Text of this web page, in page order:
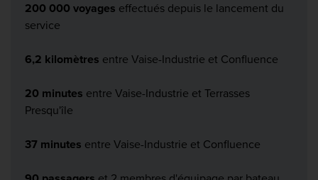
200 000 voyages effectués depuis le lancement du
service
6,2 kilomètres entre Vaise-Industrie et Confluence
20 minutes entre Vaise-Industrie et Terrasses
Presqu'île
37 minutes entre Vaise-Industrie et Confluence